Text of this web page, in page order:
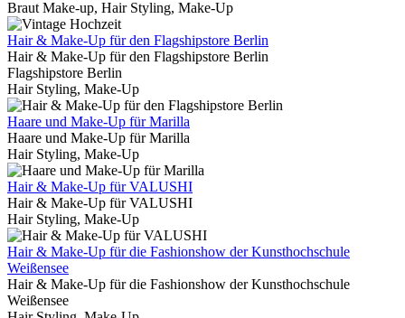
Braut Make-up, Hair Styling, Make-Up
Hair & Make-Up für den Flagshipstore Berlin
Hair & Make-Up für den Flagshipstore Berlin
Flagshipstore Berlin
Hair Styling, Make-Up
Haare und Make-Up für Marilla
Haare und Make-Up für Marilla
Hair Styling, Make-Up
Hair & Make-Up für VALUSHI
Hair & Make-Up für VALUSHI
Hair Styling, Make-Up
Hair & Make-Up für die Fashionshow der Kunsthochschule
Weißensee
Hair & Make-Up für die Fashionshow der Kunsthochschule
Weißensee